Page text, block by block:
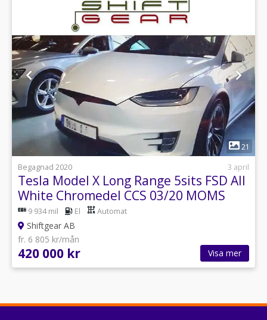
21
Begagnad 2020
3 april
Tesla Model X Long Range 5sits FSD All
White Chromedel CCS 03/20 MOMS
9 934 mil El Automat
Shiftgear AB
fr. 6 805 kr/mån
420 000 kr Visa mer